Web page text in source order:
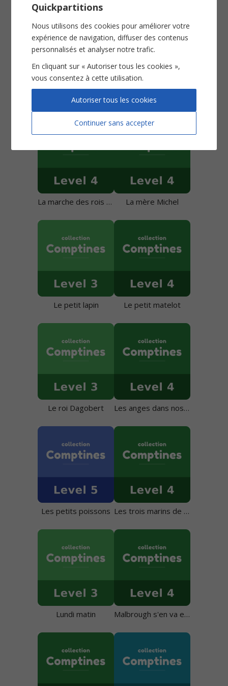
La bonne aventure ô gué La lanverne
La marche des rois mages La mère Michel
Le petit lapin Le petit matelot
Le roi Dagobert Les anges dans nos campagnes
Les petits poissons Les trois marins de Groix
Lundi matin Malbrough s'en va en guerre
Quickpartitions
Nous utilisons des cookies pour améliorer votre
expérience de navigation, diffuser des contenus
personnalisés et analyser notre trafic.
En cliquant sur « Autoriser tous les cookies »,
vous consentez à cette utilisation.
Continuer sans accepter
Autoriser tous les cookies